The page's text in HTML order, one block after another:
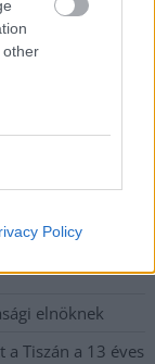
other
Policy
hétre
államfőről
elnöknek
Tiszán a 13 éves